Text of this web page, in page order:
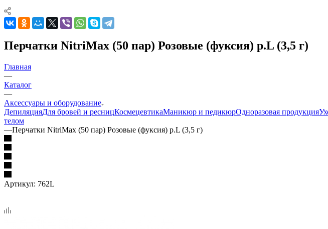
Перчатки NitriMax (50 пар) Розовые (фуксия) р.L (3,5 г)
Главная
—
Каталог
—
Аксессуары и оборудование
ДепиляцияДля бровей и ресницКосмецевтикаМаникюр и педикюрОдноразовая продукция
телом
—Перчатки NitriMax (50 пар) Розовые (фуксия) р.L (3,5 г)
Артикул: 762L